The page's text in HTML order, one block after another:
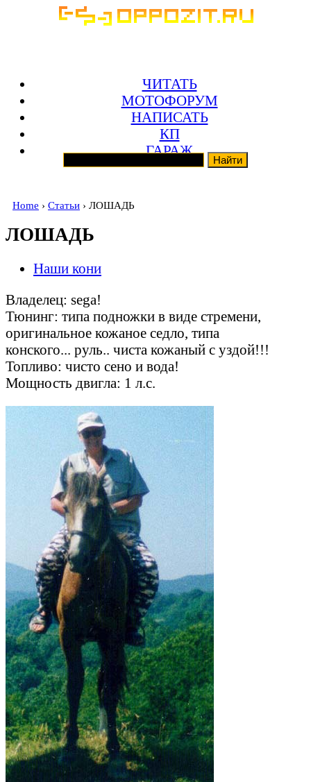
ЧИТАТЬ
МОТОФОРУМ
НАПИСАТЬ
КП
ГАРАЖ
Home › Статьи › ЛОШАДЬ
ЛОШАДЬ
Наши кони
Владелец: sega!
Тюнинг: типа подножки в виде стремени,
оригинальное кожаное седло, типа
конского... руль.. чиста кожаный с уздой!!!
Топливо: чисто сено и вода!
Мощность двигла: 1 л.с.